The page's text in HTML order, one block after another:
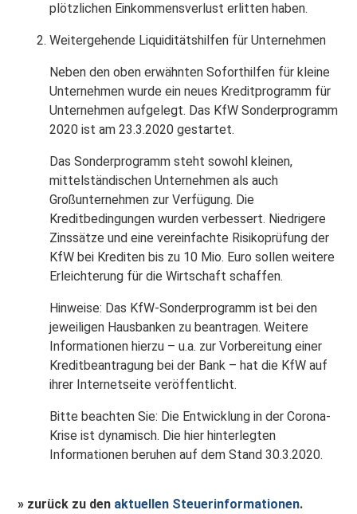
plötzlichen Einkommensverlust erlitten haben.
Weitergehende Liquiditätshilfen für Unternehmen
Neben den oben erwähnten Soforthilfen für kleine
Unternehmen wurde ein neues Kreditprogramm für
Unternehmen aufgelegt. Das KfW Sonderprogramm
2020 ist am 23.3.2020 gestartet.
Das Sonderprogramm steht sowohl kleinen,
mittelständischen Unternehmen als auch
Großunternehmen zur Verfügung. Die
Kreditbedingungen wurden verbessert. Niedrigere
Zinssätze und eine vereinfachte Risikoprüfung der
KfW bei Krediten bis zu 10 Mio. Euro sollen weitere
Erleichterung für die Wirtschaft schaffen.
Hinweise: Das KfW-Sonderprogramm ist bei den
jeweiligen Hausbanken zu beantragen. Weitere
Informationen hierzu – u.a. zur Vorbereitung einer
Kreditbeantragung bei der Bank – hat die KfW auf
ihrer Internetseite veröffentlicht.
Bitte beachten Sie: Die Entwicklung in der Corona-
Krise ist dynamisch. Die hier hinterlegten
Informationen beruhen auf dem Stand 30.3.2020.
» zurück zu den aktuellen Steuerinformationen.